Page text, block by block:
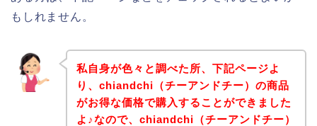
もしれません。
私自身が色々と調べた所、下記ページよ
り、chiandchi（チーアンドチー）の商品
がお得な価格で購入することができました
よ♪なので、chiandchi（チーアンドチー）